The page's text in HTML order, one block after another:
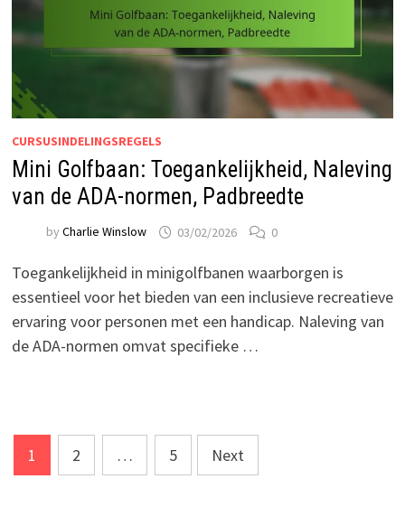
CURSUSINDELINGSREGELS
Mini Golfbaan: Toegankelijkheid, Naleving
van de ADA-normen, Padbreedte
by Charlie Winslow 03/02/2026 0
Toegankelijkheid in minigolfbanen waarborgen is
essentieel voor het bieden van een inclusieve recreatieve
ervaring voor personen met een handicap. Naleving van
de ADA-normen omvat specifieke …
Posts
pagination
1 2 … 5 Next